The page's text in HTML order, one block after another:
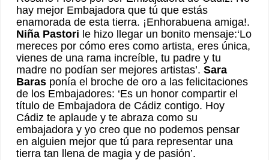
hay mejor Embajadora que tú que estás
enamorada de esta tierra. ¡Enhorabuena amiga!.
Niña Pastori le hizo llegar un bonito mensaje:‘Lo
mereces por cómo eres como artista, eres única,
vienes de una rama increíble, tu padre y tu
madre no podían ser mejores artistas’.Sara
Baras ponía el broche de oro a las felicitaciones
de los Embajadores: ‘Es un honor compartir el
título de Embajadora de Cádiz contigo. Hoy
Cádiz te aplaude y te abraza como su
embajadora y yo creo que no podemos pensar
en alguien mejor que tú para representar una
tierra tan llena de magia y de pasión’.